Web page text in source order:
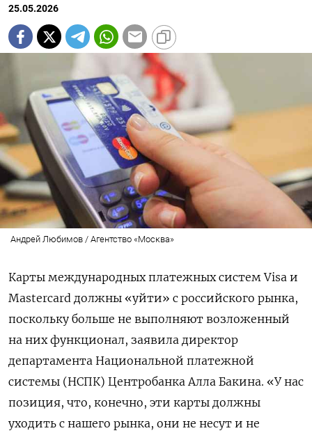
25.05.2026
Андрей Любимов / Агентство «Москва»
Карты международных платежных систем Visa и
Mastercard должны «уйти» с российского рынка,
поскольку больше не выполняют возложенный
на них функционал, заявила директор
департамента Национальной платежной
системы (НСПК) Центробанка Алла Бакина. «У нас
позиция, что, конечно, эти карты должны
уходить с нашего рынка, они не несут и не